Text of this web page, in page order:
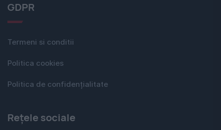
GDPR
Termeni si conditii
Politica cookies
Politica de confidențialitate
Rețele sociale